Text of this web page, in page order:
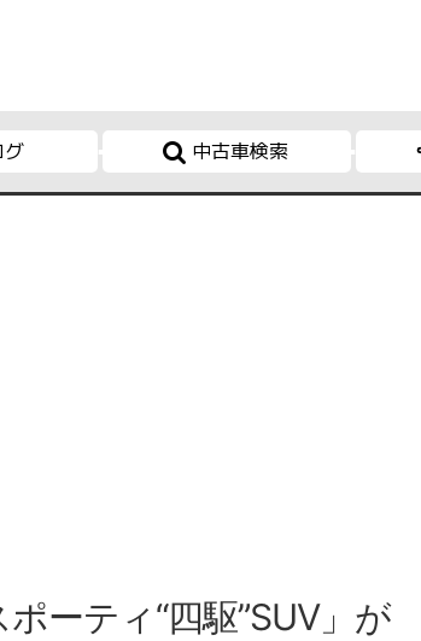
グ 中古車検索
ーティ“四駆”SUV」が